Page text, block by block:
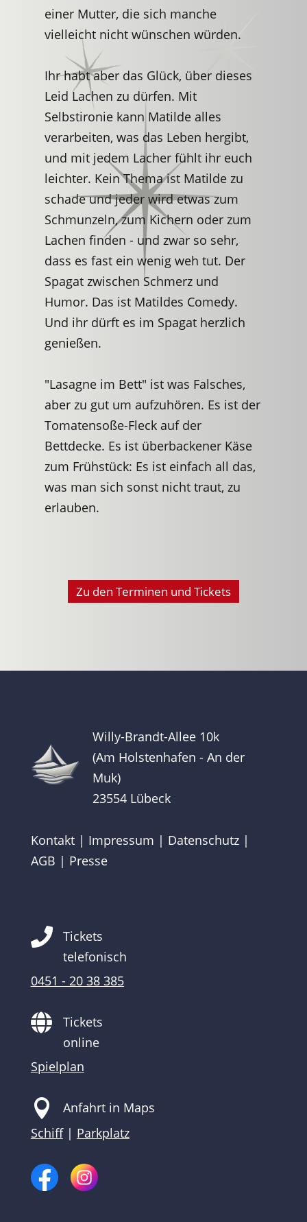
einer Mutter, die sich manche
vielleicht nicht wünschen würden.
Ihr habt aber das Glück, über dieses
Leid Lachen zu dürfen. Mit
Selbstironie kann Matilde alles
verarbeiten, was das Leben hergibt,
und mit jedem Lacher fühlt ihr euch
leichter. Kein Thema ist Matilde zu
schade und jeder wird etwas zum
Schmunzeln, zum Kichern oder zum
Lachen finden - und zwar so sehr,
dass es fast ein wenig weh tut. Der
Spagat zwischen Schmerz und
Humor. Das ist Matildes Comedy.
Und ihr dürft es im Spagat herzlich
genießen.
"Lasagne im Bett" ist was Falsches,
aber zu gut um aufzuhören. Es ist der
Tomatensoße-Fleck auf der
Bettdecke. Es ist überbackener Käse
zum Frühstück: Es ist einfach all das,
was man sich sonst nicht traut, zu
erlauben.
Zu den Terminen und Tickets
Willy-Brandt-Allee 10k
(Am Holstenhafen - An der
Muk)
23554 Lübeck
Kontakt| Impressum | Datenschutz|
AGB | Presse

Tickets
telefonisch
0451 - 20 38 385

Tickets
online
Spielplan

Anfahrt in Maps
Schiff| Parkplatz